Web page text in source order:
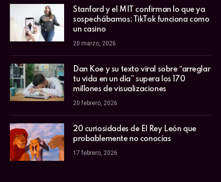
Stanford y el MIT confirman lo que ya
sospechábamos: TikTok funciona como
un casino
20 marzo, 2026
Dan Koe y su texto viral sobre “arreglar
tu vida en un día” supera los 170
millones de visualizaciones
20 febrero, 2026
20 curiosidades de El Rey León que
probablemente no conocías
17 febrero, 2026